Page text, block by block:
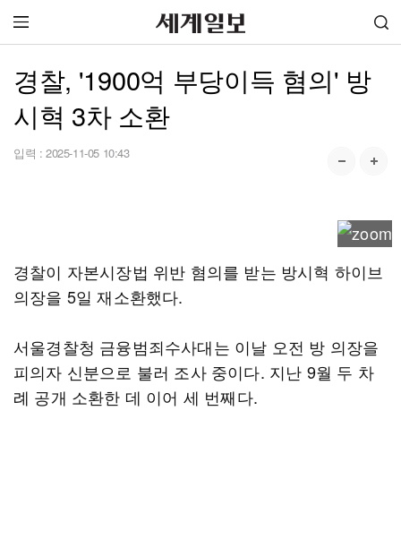
경찰, '1900억 부당이득 혐의' 방
시혁 3차 소환
입력 : 2025-11-05 10:43
경찰이 자본시장법 위반 혐의를 받는 방시혁 하이브
의장을 5일 재소환했다.
서울경찰청 금융범죄수사대는 이날 오전 방 의장을
피의자 신분으로 불러 조사 중이다. 지난 9월 두 차
례 공개 소환한 데 이어 세 번째다.